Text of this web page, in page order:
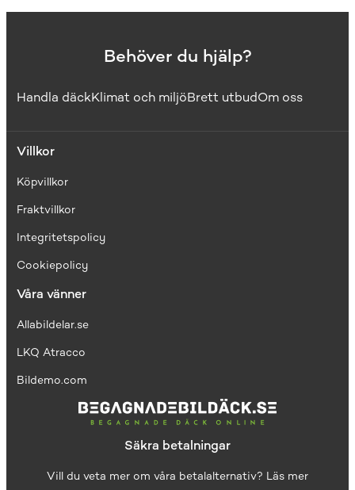
Behöver du hjälp?
Handla däckKlimat och miljöBrett utbudOm oss
Villkor
Köpvillkor
Fraktvillkor
Integritetspolicy
Cookiepolicy
Våra vänner
Allabildelar.se
LKQ Atracco
Bildemo.com
Säkra betalningar
Vill du veta mer om våra betalalternativ? Läs mer